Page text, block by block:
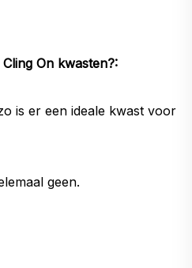
On kwasten?:
is er een ideale kwast voor
geen.